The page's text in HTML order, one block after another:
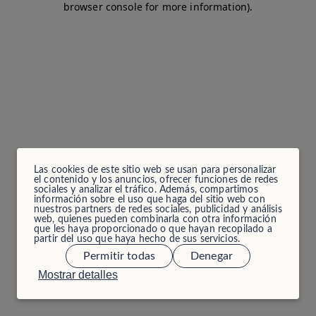
Las cookies de este sitio web se usan para personalizar
el contenido y los anuncios, ofrecer funciones de redes
sociales y analizar el tráfico. Además, compartimos
información sobre el uso que haga del sitio web con
nuestros partners de redes sociales, publicidad y análisis
web, quienes pueden combinarla con otra información
que les haya proporcionado o que hayan recopilado a
partir del uso que haya hecho de sus servicios.
Mostrar detalles
Permitir todas Denegar
browser console for more information).